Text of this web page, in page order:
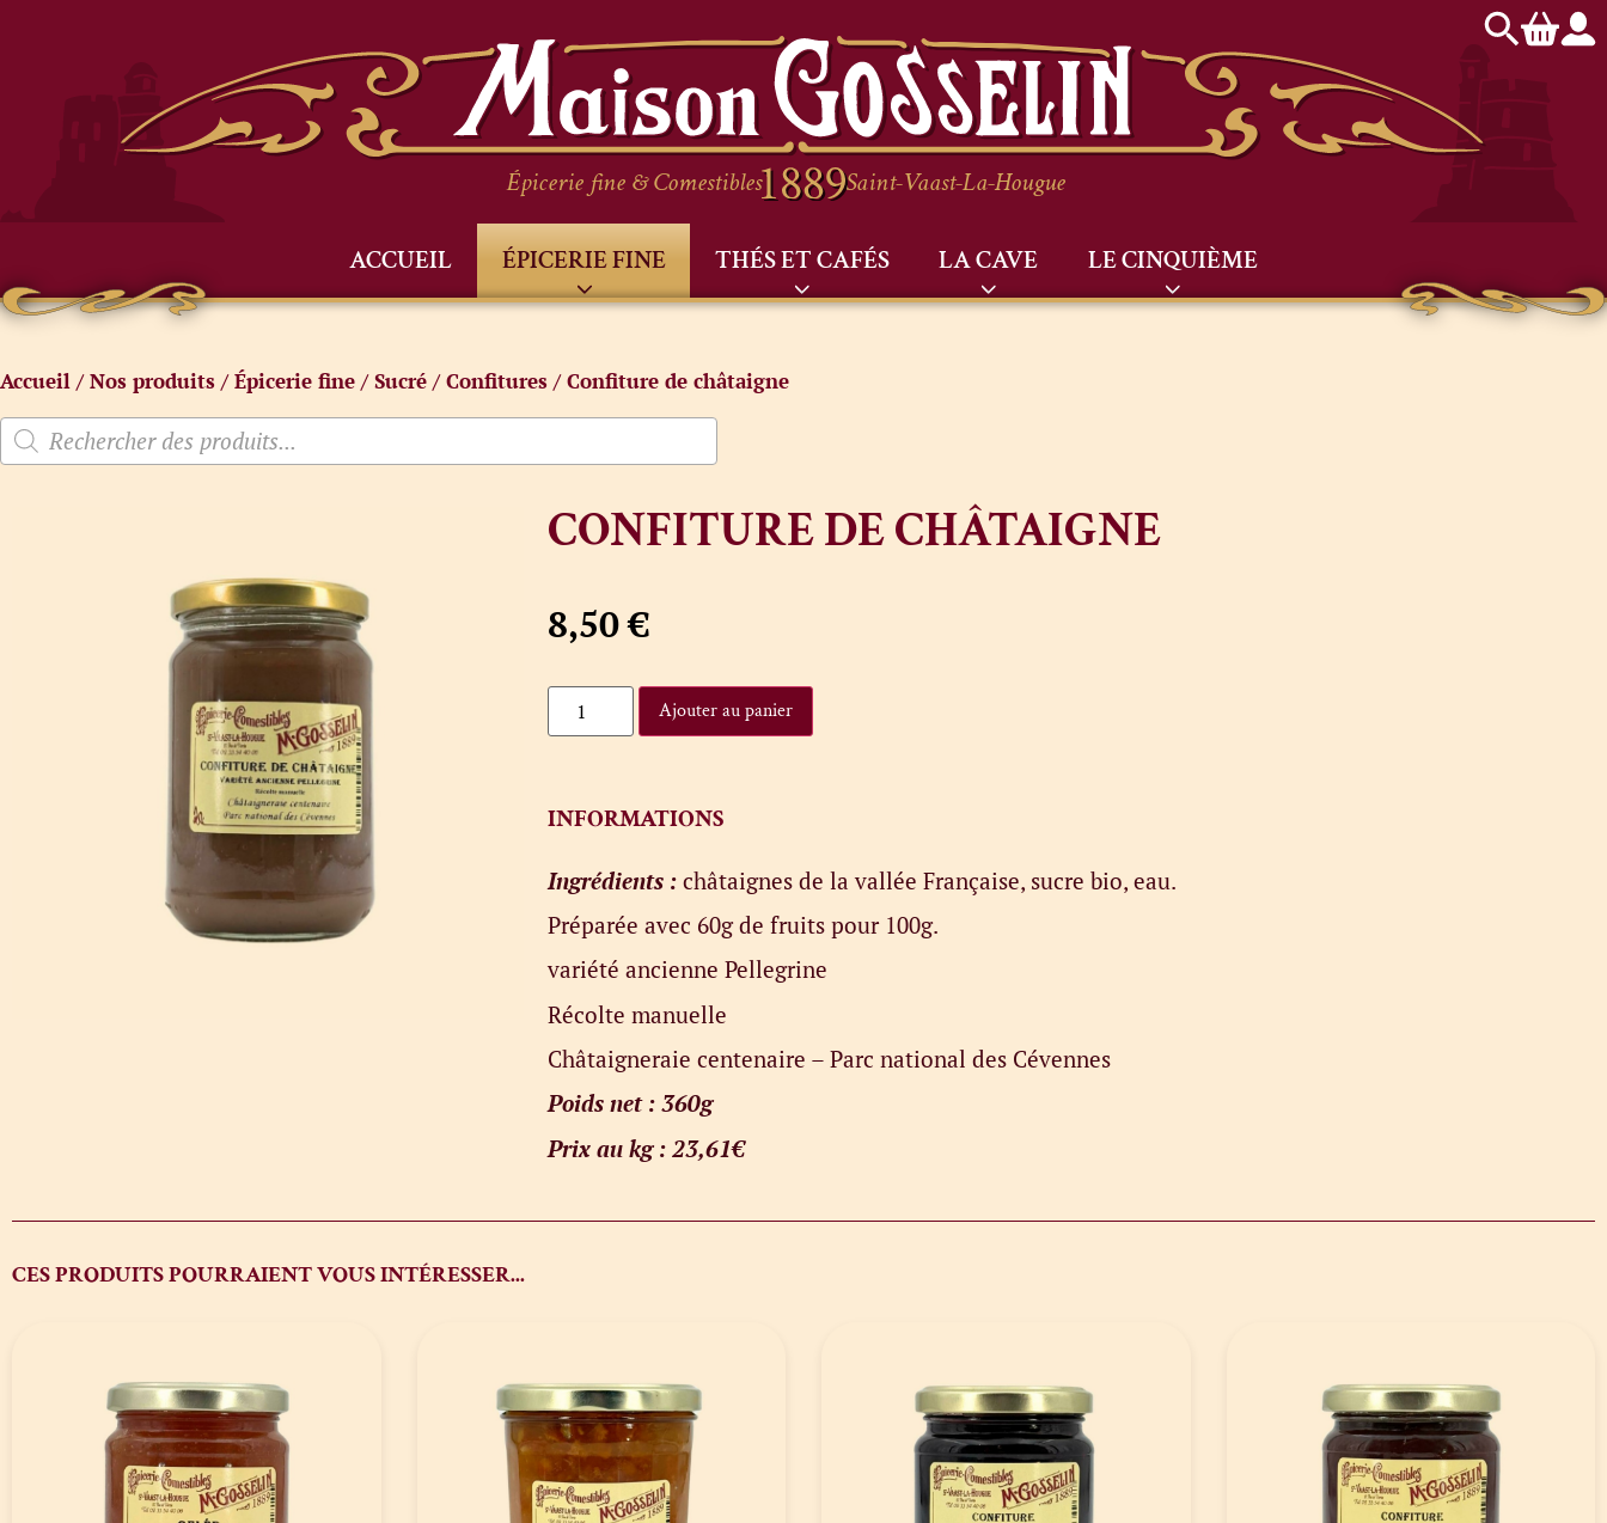
Épicerie fine & Comestibles Saint-Vaast-La-Hougue
ACCUEIL ÉPICERIE FINE THÉS ET CAFÉS LA CAVE LE CINQUIÈME
Accueil /Nos produits /Épicerie fine /Sucré /Confitures / Confiture de châtaigne
CONFITURE DE CHÂTAIGNE
8,50€
Ajouter au panier
INFORMATIONS
Ingrédients :châtaignes de la vallée Française, sucre bio, eau.
Préparée avec 60g de fruits pour 100g.
variété ancienne Pellegrine
Récolte manuelle
Châtaigneraie centenaire – Parc national des Cévennes
Poids net : 360g
Prix au kg : 23,61€
CES PRODUITS POURRAIENT VOUS INTÉRESSER...